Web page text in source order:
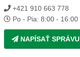
+421 910 663 778
Po - Pia: 8:00 - 16:00
NAPÍSAŤ SPRÁVU